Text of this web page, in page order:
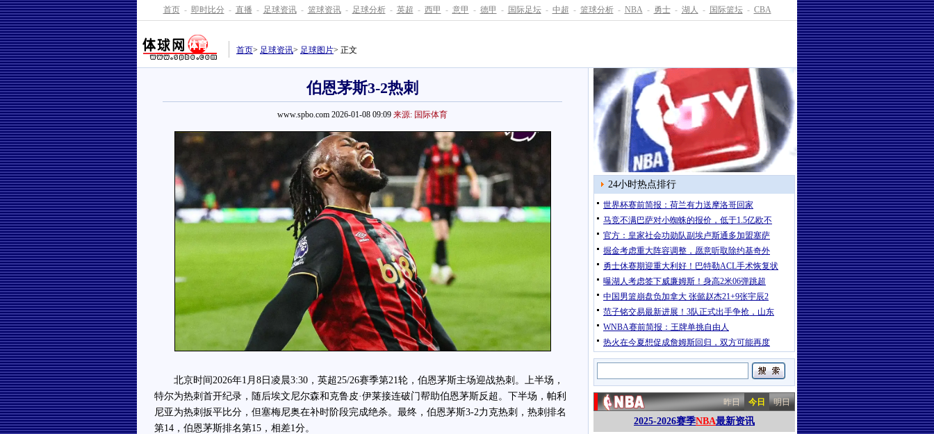
首页 - 即时比分 - 直播 - 足球资讯 - 篮球资讯 - 足球分析 - 英超 - 西甲 - 意甲 - 德甲 - 国际足坛 - 中超 - 篮球分析 - NBA - 勇士 - 湖人 - 国际篮坛 - CBA
首页> 足球资讯> 足球图片> 正文
伯恩茅斯3-2热刺
www.spbo.com 2026-01-08 09:09 来源: 国际体育
北京时间2026年1月8日凌晨3:30，英超25/26赛季第21轮，伯恩茅斯主场迎战热刺。上半场，
特尔为热刺首开纪录，随后埃文尼尔森和克鲁皮·伊莱接连破门帮助伯恩茅斯反超。下半场，帕利
尼亚为热刺扳平比分，但塞梅尼奥在补时阶段完成绝杀。最终，伯恩茅斯3-2力克热刺，热刺排名
第14，伯恩茅斯排名第15，相差1分。
24小时热点排行
世界杯赛前简报：荷兰有力送摩洛哥回家
马竞不满巴萨对小蜘蛛的报价，低于1.5亿欧不
官方：皇家社会功勋队副埃卢斯通多加盟塞萨
掘金考虑重大阵容调整，愿意听取除约基奇外
勇士休赛期迎重大利好！巴特勒ACL手术恢复状
曝湖人考虑签下威廉姆斯！身高2米06弹跳超
中国男篮崩盘负加拿大 张懿赵杰21+9张宇辰2
范子铭交易最新进展！3队正式出手争抢，山东
WNBA赛前简报：王牌单挑自由人
热火在今夏想促成詹姆斯回归，双方可能再度
昨日 今日 明日
2025-2026赛季NBA最新资讯